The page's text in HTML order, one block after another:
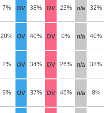
7% OV 38% DV 23% n/a 32%
20% OV 40% DV 0% n/a 40%
2% OV 34% DV 26% n/a 38%
9% OV 37% DV 46% n/a 8%